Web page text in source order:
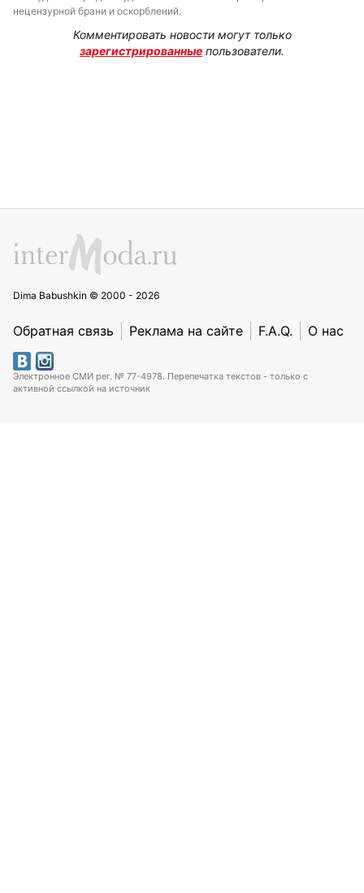
нецензурной брани и оскорблений.
Комментировать новости могут только
зарегистрированные пользователи.
Dima Babushkin © 2000 - 2026
Обратная связь Реклама на сайте F.A.Q. О нас
Электронное СМИ рег. № 77-4978. Перепечатка текстов - только с
активной ссылкой на источник